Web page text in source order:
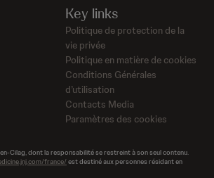
Key links
Politique de protection de la
vie privée
Politique en matière de cookies
Conditions Générales
d’utilisation
Contacts Media
Paramètres des cookies
Cilag, dont la responsabilité se restreint à son seul contenu.
france/est destiné aux personnes résidant en